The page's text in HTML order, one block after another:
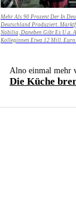
Mehr Als 90 Prozent Der In
Deutschland Produziert.
Nobilia, Daneben Gibt Es U.a.
Kolleginnen Etwa 12 Mill.
Alno einmal mehr
Die Küche